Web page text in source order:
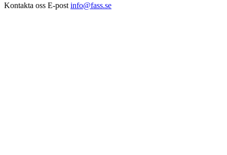
Kontakta oss E-post info@fass.se